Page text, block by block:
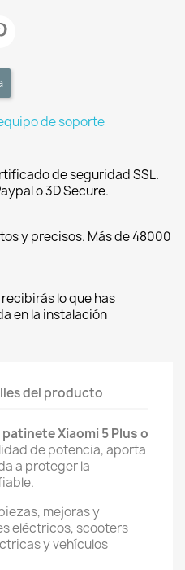
de soporte
de seguridad SSL.
o 3D Secure.
y precisos. Más de 48000
lo que has
en la instalación
del producto
Xiaomi 5 Plus o
de potencia, aporta
a proteger la
mejoras y
eléctricos, scooters
y vehículos